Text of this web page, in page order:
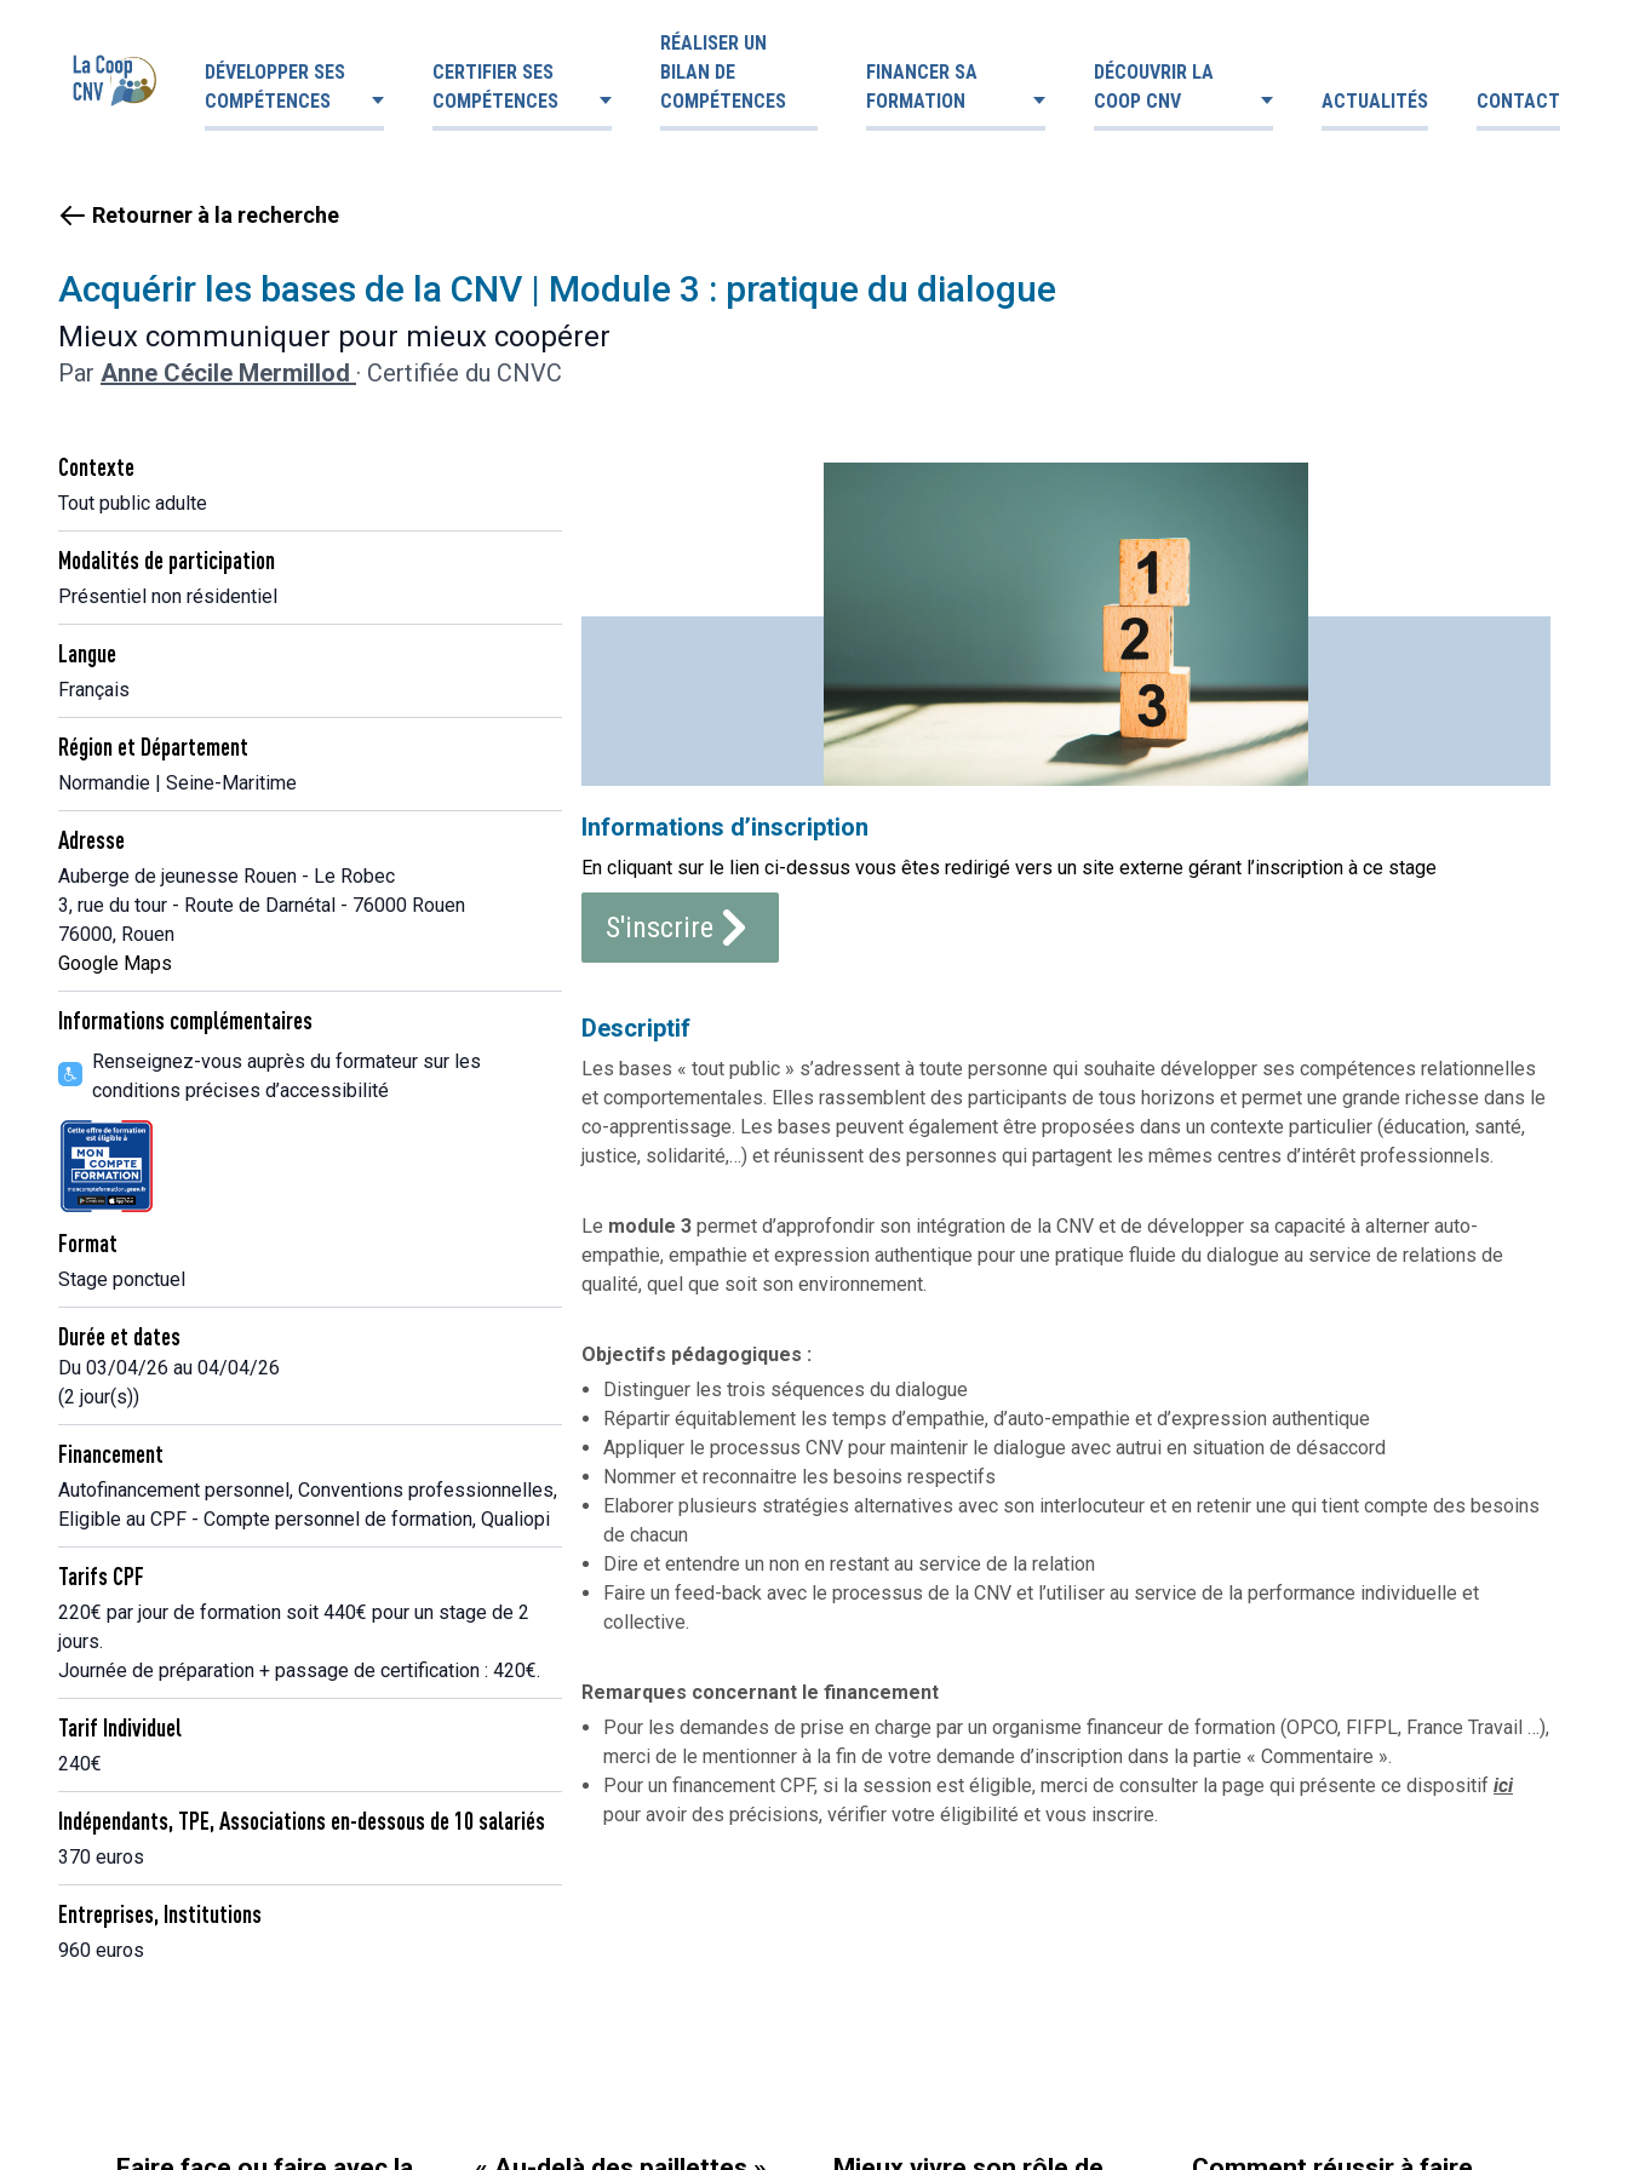
DÉVELOPPER SES
COMPÉTENCES
CERTIFIER SES
COMPÉTENCES
RÉALISER UN
BILAN DE
COMPÉTENCES
FINANCER SA
FORMATION
DÉCOUVRIR LA
COOP CNV
ACTUALITÉS CONTACT
Retourner à la recherche
Acquérir les bases de la CNV | Module 3 : pratique du dialogue
Mieux communiquer pour mieux coopérer
Par Anne Cécile Mermillod · Certifiée du CNVC
Contexte
Tout public adulte
Modalités de participation
Présentiel non résidentiel
Langue
Français
Région et Département
Normandie | Seine-Maritime
Adresse
Auberge de jeunesse Rouen - Le Robec
3, rue du tour - Route de Darnétal - 76000 Rouen
76000, Rouen
Google Maps
Informations complémentaires
Renseignez-vous auprès du formateur sur les
conditions précises d’accessibilité
Format
Stage ponctuel
Durée et dates
Du 03/04/26 au 04/04/26
(2 jour(s))
Financement
Autofinancement personnel, Conventions professionnelles,
Eligible au CPF - Compte personnel de formation, Qualiopi
Tarifs CPF
220€ par jour de formation soit 440€ pour un stage de 2
jours.
Journée de préparation + passage de certification : 420€.
Tarif Individuel
240€
Indépendants, TPE, Associations en-dessous de 10 salariés
370 euros
Entreprises, Institutions
960 euros
Informations d’inscription
En cliquant sur le lien ci-dessus vous êtes redirigé vers un site externe gérant l’inscription à ce stage
S'inscrire
Descriptif
Les bases « tout public » s’adressent à toute personne qui souhaite développer ses compétences relationnelles
et comportementales. Elles rassemblent des participants de tous horizons et permet une grande richesse dans le
co-apprentissage. Les bases peuvent également être proposées dans un contexte particulier (éducation, santé,
justice, solidarité,…) et réunissent des personnes qui partagent les mêmes centres d’intérêt professionnels.
Le module 3 permet d’approfondir son intégration de la CNV et de développer sa capacité à alterner auto-
empathie, empathie et expression authentique pour une pratique fluide du dialogue au service de relations de
qualité, quel que soit son environnement.
Objectifs pédagogiques :
Distinguer les trois séquences du dialogue
Répartir équitablement les temps d’empathie, d’auto-empathie et d’expression authentique
Appliquer le processus CNV pour maintenir le dialogue avec autrui en situation de désaccord
Nommer et reconnaitre les besoins respectifs
Elaborer plusieurs stratégies alternatives avec son interlocuteur et en retenir une qui tient compte des besoins
de chacun
Dire et entendre un non en restant au service de la relation
Faire un feed-back avec le processus de la CNV et l’utiliser au service de la performance individuelle et
collective.
Remarques concernant le financement
Pour les demandes de prise en charge par un organisme financeur de formation (OPCO, FIFPL, France Travail …),
merci de le mentionner à la fin de votre demande d’inscription dans la partie « Commentaire ».
Pour un financement CPF, si la session est éligible, merci de consulter la page qui présente ce dispositif ici
pour avoir des précisions, vérifier votre éligibilité et vous inscrire.